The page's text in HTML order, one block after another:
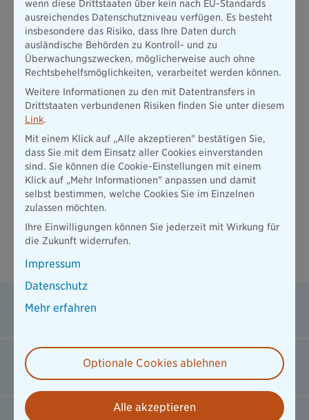
werden. Zur Haftung wird das aktuelle und zukünftige
Vermögen verwendet. Dies kann, je nach Schaden, extreme
finanzielle Aufwände und mitunter sogar den finanziellle Ruin
bedeuten.
Eine Haftpflichtversicherung sichert Sie gegen etwaige
Ansprüche im Bereich der Sachschäden, Personenschäden
oder Vermögensschäden ab.
Bei Bedarf können Sie Ihren Haftpflichtschutz auch für
Nutzen Sie die Haftpflichtversicherung, um sich gegen alle
Eventualitäten abzusichern. Jeder Mensch kann
unabsichtlich Schäden verursachen, denn Fehler können
immer passieren. Doch niemand, weder der Verursacher noch
der Geschädigte, sollte lange darunter leiden müssen.
Häufige Fragen zu den Kosten für eine
Haftpflichtversicherung
achten?
Was kostet eine Haftpflichtversicherung für die
Familie?
Was passiert, wenn man keine
wenn diese Drittstaaten über kein nach EU-Standards
ausreichendes Datenschutzniveau verfügen. Es besteht
insbesondere das Risiko, dass Ihre Daten durch
ausländische Behörden zu Kontroll- und zu
Überwachungszwecken, möglicherweise auch ohne
Rechtsbehelfsmöglichkeiten, verarbeitet werden können.
Weitere Informationen zu den mit Datentransfers in
Drittstaaten verbundenen Risiken finden Sie unter diesem
Link.
Mit einem Klick auf „Alle akzeptieren" bestätigen Sie,
dass Sie mit dem Einsatz aller Cookies einverstanden
sind. Sie können die Cookie-Einstellungen mit einem
Klick auf „Mehr Informationen" anpassen und damit
selbst bestimmen, welche Cookies Sie im Einzelnen
zulassen möchten.
Ihre Einwilligungen können Sie jederzeit mit Wirkung für
die Zukunft widerrufen.
Impressum
Datenschutz
Mehr erfahren
Optionale Cookies ablehnen
Alle akzeptieren